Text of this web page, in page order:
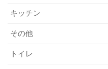
キッチン
その他
トイレ